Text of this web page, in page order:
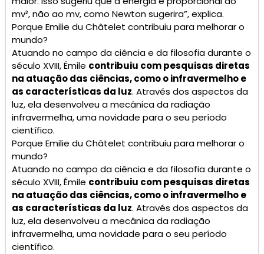
mv², não ao mv, como Newton sugerira”, explica.
Porque Emilie du Châtelet contribuiu para melhorar o
mundo?
Atuando no campo da ciência e da filosofia durante o
século XVIII, Émile contribuiu com pesquisas diretas
na atuação das ciências, como o infravermelho e
as características da luz. Através dos aspectos da
luz, ela desenvolveu a mecânica da radiação
infravermelha, uma novidade para o seu período
científico.
Porque Emilie du Châtelet contribuiu para melhorar o
mundo?
Atuando no campo da ciência e da filosofia durante o
século XVIII, Émile contribuiu com pesquisas diretas
na atuação das ciências, como o infravermelho e
as características da luz. Através dos aspectos da
luz, ela desenvolveu a mecânica da radiação
infravermelha, uma novidade para o seu período
científico.